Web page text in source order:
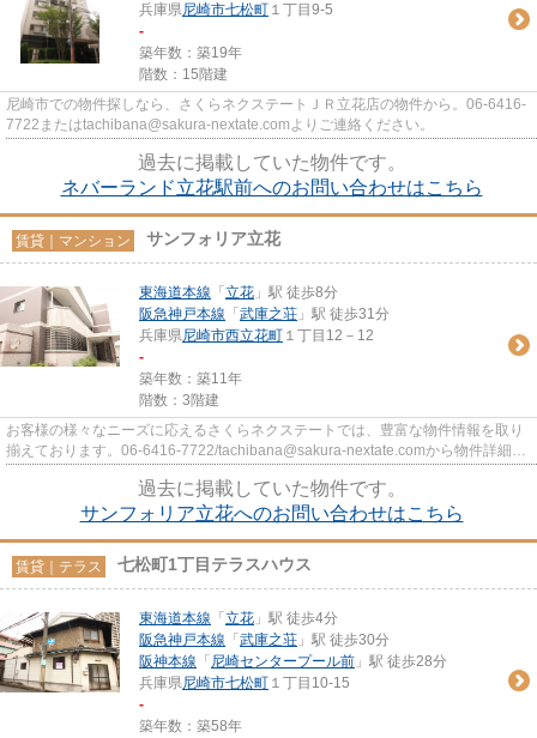
兵庫県尼崎市七松町 １丁目9-5
-
築年数：築19年
階数：15階建
尼崎市での物件探しなら、さくらネクステートＪＲ立花店の物件から。06-6416-
7722またはtachibana@sakura-nextate.comよりご連絡ください。
過去に掲載していた物件です。
ネバーランド立花駅前へのお問い合わせはこちら
賃貸｜マンション サンフォリア立花
東海道本線 「 立花 」駅 徒歩8分
阪急神戸本線 「 武庫之荘 」駅 徒歩31分
兵庫県尼崎市西立花町 １丁目12－12
-
築年数：築11年
階数：3階建
お客様の様々なニーズに応えるさくらネクステートでは、豊富な物件情報を取り
揃えております。06-6416-7722/tachibana@sakura-nextate.comから物件詳細を
過去に掲載していた物件です。
サンフォリア立花へのお問い合わせはこちら
賃貸｜テラス 七松町1丁目テラスハウス
東海道本線 「 立花 」駅 徒歩4分
阪急神戸本線 「 武庫之荘 」駅 徒歩30分
阪神本線 「 尼崎センタープール前 」駅 徒歩28分
兵庫県尼崎市七松町 １丁目10-15
-
築年数：築58年